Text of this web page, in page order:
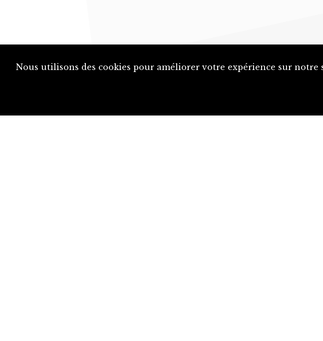
Nous utilisons des cookies pour améliorer votre expérience sur